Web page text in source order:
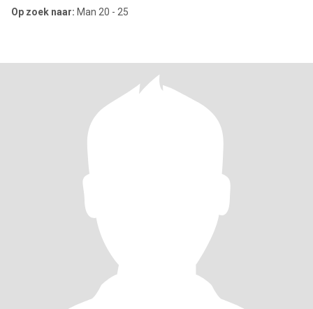
Op zoek naar: Man 20 - 25